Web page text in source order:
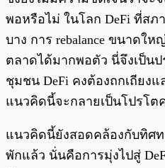
พอหรือไม่ ในโลก DeFi ที่ส
บาง การ rebalance ขนาดใ
ตลาดได้มากพอตัว นี่จึงเป็น
ชุมชน DeFi คงต้องถกเถียง
แนวคิดนี้จะกลายเป็นโปรโต
แนวคิดนี้ยังสอดคล้องกับทิศ
พักแล้ว นั่นคือการมุ่งไปสู่